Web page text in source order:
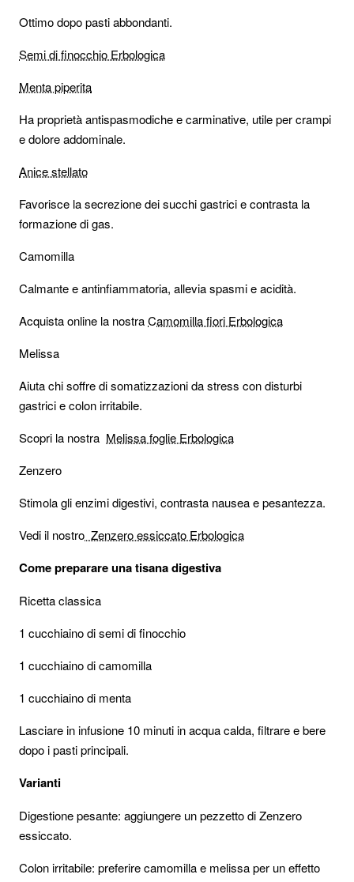
Ottimo dopo pasti abbondanti.
Semi di finocchio Erbologica
Menta piperita
Ha proprietà antispasmodiche e carminative, utile per crampi
e dolore addominale.
Anice stellato
Favorisce la secrezione dei succhi gastrici e contrasta la
formazione di gas.
Camomilla
Calmante e antinfiammatoria, allevia spasmi e acidità.
Acquista online la nostraCamomilla fiori Erbologica
Melissa
Aiuta chi soffre di somatizzazioni da stress con disturbi
gastrici e colon irritabile.
Scopri la nostra Melissa foglie Erbologica
Zenzero
Stimola gli enzimi digestivi, contrasta nausea e pesantezza.
Vedi il nostro Zenzero essiccato Erbologica
Come preparare una tisana digestiva
Ricetta classica
1 cucchiaino di semi di finocchio
1 cucchiaino di camomilla
1 cucchiaino di menta
Lasciare in infusione 10 minuti in acqua calda, filtrare e bere
dopo i pasti principali.
Varianti
Digestione pesante: aggiungere un pezzetto di Zenzero
essiccato.
Colon irritabile: preferire camomilla e melissa per un effetto